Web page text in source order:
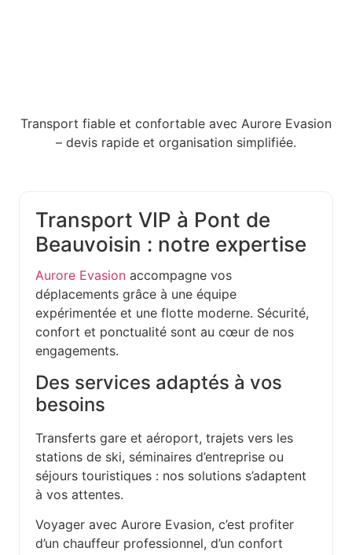
Transport fiable et confortable avec Aurore Evasion
– devis rapide et organisation simplifiée.
Transport VIP à Pont de
Beauvoisin : notre expertise
Aurore Evasion accompagne vos
déplacements grâce à une équipe
expérimentée et une flotte moderne. Sécurité,
confort et ponctualité sont au cœur de nos
engagements.
Des services adaptés à vos
besoins
Transferts gare et aéroport, trajets vers les
stations de ski, séminaires d’entreprise ou
séjours touristiques : nos solutions s’adaptent
à vos attentes.
Voyager avec Aurore Evasion, c’est profiter
d’un chauffeur professionnel, d’un confort